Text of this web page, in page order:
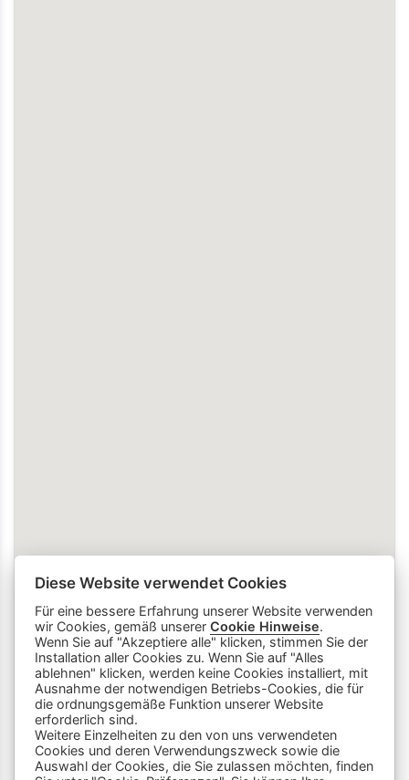
info
Dieser Chatbot wird von Künstlicher
Diese Website verwendet Cookies
Für eine bessere Erfahrung unserer Website verwenden
wir Cookies, gemäß unsererCookie Hinweise.
Wenn Sie auf "Akzeptiere alle" klicken, stimmen Sie der
Installation aller Cookies zu. Wenn Sie auf "Alles
ablehnen" klicken, werden keine Cookies installiert, mit
Ausnahme der notwendigen Betriebs-Cookies, die für
die ordnungsgemäße Funktion unserer Website
erforderlich sind.
Weitere Einzelheiten zu den von uns verwendeten
Cookies und deren Verwendungszweck sowie die
Auswahl der Cookies, die Sie zulassen möchten, finden